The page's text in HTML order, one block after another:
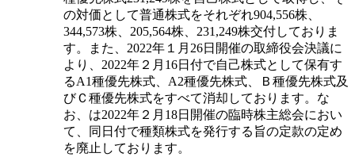
の対価として普通株式をそれぞれ904,556株、
344,573株、205,564株、231,249株交付しておりま
す。また、2022年１月26日開催の取締役会決議に
より、2022年２月16日付で自己株式として保有す
るA1種優先株式、A2種優先株式、Ｂ種優先株式及
びＣ種優先株式をすべて消却しております。な
お、は2022年２月18日開催の臨時株主総会におい
て、同日付で種類株式を発行する旨の定款の定め
を廃止しております。